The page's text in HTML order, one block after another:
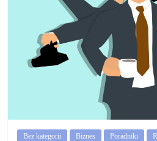
prowadzić
działalność
gospodarczą.
Bez kategorii Biznes Poradniki